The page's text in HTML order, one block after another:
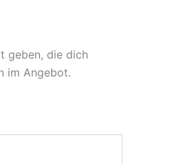
geben, die dich
im Angebot.